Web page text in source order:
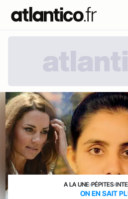
A LA UNE›PÉPITES›
ON EN SAIT